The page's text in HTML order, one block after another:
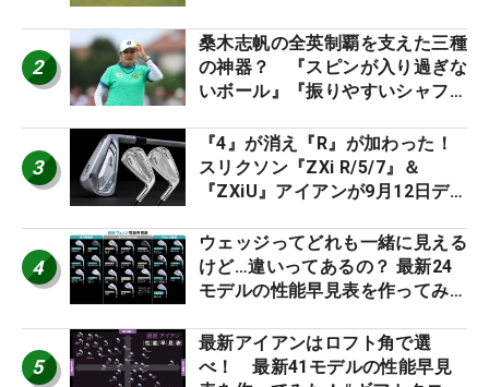
2
桑木志帆の全英制覇を支えた三種
の神器？ 『スピンが入り過ぎな
いボール』『振りやすいシャフ
ー』 #女子プロセッティング
3
『4』が消え『R』が加わった！
スリクソン『ZXi R/5/7』＆
『ZXiU』アイアンが9月12日デ
4
ウェッジってどれも一緒に見える
けど…違いってあるの？ 最新24
モデルの性能早見表を作ってみ
5
最新アイアンはロフト角で選
べ！ 最新41モデルの性能早見